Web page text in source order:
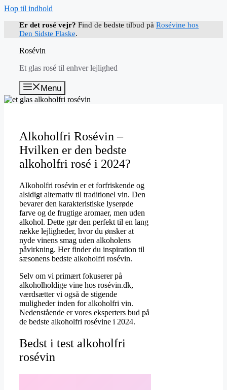
Hop til indhold
Er det rosé vejr? Find de bedste tilbud på Rosévine hos
Den Sidste Flaske.
Rosévin
Et glas rosé til enhver lejlighed
Menu
Alkoholfri Rosévin –
Hvilken er den bedste
alkoholfri rosé i 2024?
Alkoholfri rosévin er et forfriskende og
alsidigt alternativ til traditionel vin. Den
bevarer den karakteristiske lyserøde
farve og de frugtige aromaer, men uden
alkohol. Dette gør den perfekt til en lang
række lejligheder, hvor du ønsker at
nyde vinens smag uden alkoholens
påvirkning. Her finder du inspiration til
sæsonens bedste alkoholfri rosévin.
Selv om vi primært fokuserer på
alkoholholdige vine hos rosévin.dk,
værdsætter vi også de stigende
muligheder inden for alkoholfri vin.
Nedenstående er vores eksperters bud på
de bedste alkoholfri rosévine i 2024.
Bedst i test alkoholfri
rosévin